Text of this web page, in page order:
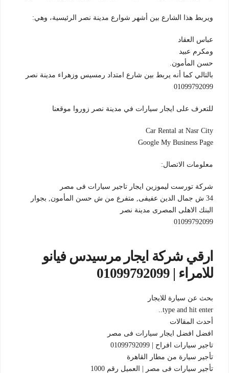
ويربط هذا الشارع بين أشهر شوارع مدينة نصر الرئيسية، وهي:
عباس العقاد
ومكرم عبيد
حسن المأمون.
بالتالي كما أنه يربط بين شارع امتداد رمسيس وزهراء مدينة نصر
01099792099
للتعرف على ايجار سيارات في مدينة نصر زوروا موقعنا
Car Rental at Nasr City
Google My Business Page
معلومات الاتصال:
شركة تورست ليموزين ايجار تاجير سيارات فى مصر‎
34 ش جمال الدين عفيفى, متفرع من ش حسن المأمون, بجوار
البنك الاهلى المصرى مدينة نصر
01099792099
ارقي شركة ايجار مرسيدس فيانو
للامراء | 01099792099
بحث عن سيارة للايجار
type and hit enter..
أحدث المقالات
افضل افضل ايجار سيارات فى مصر
تاجير سيارات افراح | 01099792099
تأجير سيارة من مطار القاهرة
تأجير سيارات فى مصر | العميل رقم 1000